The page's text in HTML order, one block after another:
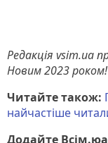
Редакція vsim.ua
Новим 2023 роком!
Читайте також:
найчастіше
Додайте